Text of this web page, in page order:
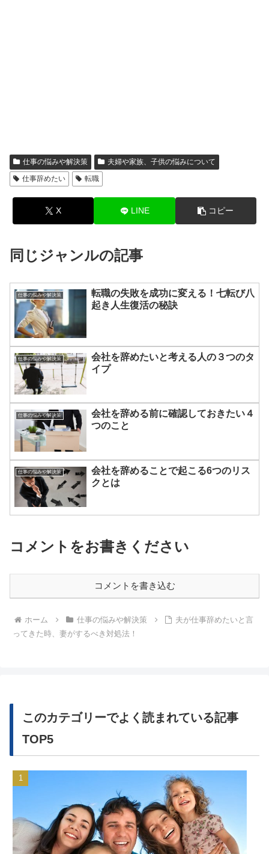
仕事の悩みや解決策
夫婦や家族、子供の悩みについて
仕事辞めたい
転職
X LINE コピー
同じジャンルの記事
仕事の悩みや解決策
転職の失敗を成功に変える！七転び八
起き人生復活の秘訣
仕事の悩みや解決策
会社を辞めたいと考える人の３つのタ
イプ
仕事の悩みや解決策
会社を辞める前に確認しておきたい４
つのこと
仕事の悩みや解決策
会社を辞めることで起こる6つのリス
クとは
コメントをお書きください
コメントを書き込む
ホーム 仕事の悩みや解決策
夫が仕事辞めたいと言
ってきた時、妻がするべき対処法！
このカテゴリーでよく読まれている記事
TOP5